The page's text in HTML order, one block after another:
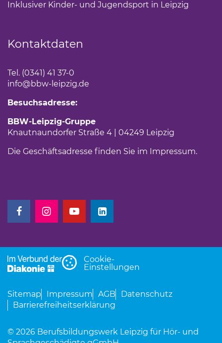
Inklusiver Kinder- und Jugendsport in Leipzig
Kontaktdaten
Tel. (0341) 41 37-0
info@bbw-leipzig.de
Besuchsadresse:
BBW-Leipzig-Gruppe
Knautnaundorfer Straße 4 | 04249 Leipzig
Die Geschäftsadresse finden Sie im Impressum.
(Link öffnet einen neuen Tab)
(Link öffnet einen neuen Tab)
(Link öffnet einen neuen Tab)
(Link öffnet einen neuen Tab)
Cookie-
Einstellungen
Sitemap Impressum AGB
Datenschutz
Barrierefreiheitserklärung
© 2026 Berufsbildungswerk Leipzig für Hör- und